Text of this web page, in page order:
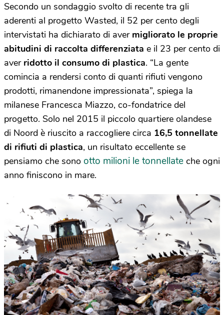
Secondo un sondaggio svolto di recente tra gli
aderenti al progetto Wasted, il 52 per cento degli
intervistati ha dichiarato di aver migliorato le proprie
abitudini di raccolta differenziata e il 23 per cento di
aver ridotto il consumo di plastica. “La gente
comincia a rendersi conto di quanti rifiuti vengono
prodotti, rimanendone impressionata”, spiega la
milanese Francesca Miazzo, co-fondatrice del
progetto. Solo nel 2015 il piccolo quartiere olandese
di Noord è riuscito a raccogliere circa 16,5 tonnellate
di rifiuti di plastica, un risultato eccellente se
pensiamo che sono otto milioni le tonnellate che ogni
anno finiscono in mare.